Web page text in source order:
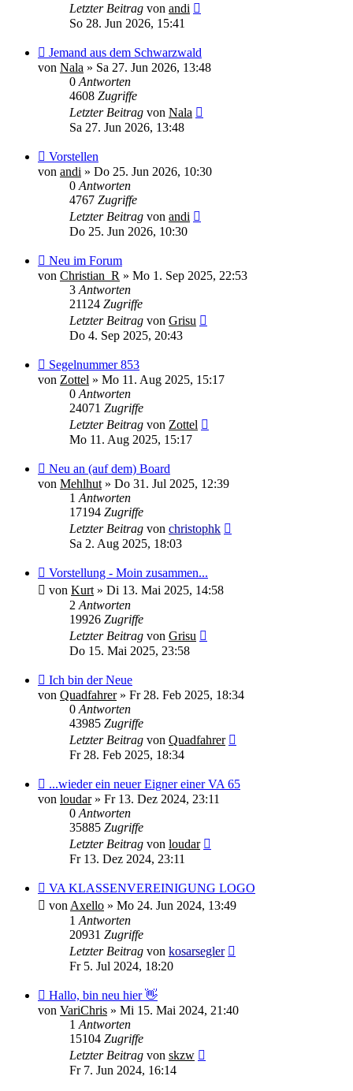
Letzter Beitrag von andi
So 28. Jun 2026, 15:41
Jemand aus dem Schwarzwald
von Nala » Sa 27. Jun 2026, 13:48
0 Antworten
4608 Zugriffe
Letzter Beitrag von Nala
Sa 27. Jun 2026, 13:48
Vorstellen
von andi » Do 25. Jun 2026, 10:30
0 Antworten
4767 Zugriffe
Letzter Beitrag von andi
Do 25. Jun 2026, 10:30
Neu im Forum
von Christian_R » Mo 1. Sep 2025, 22:53
3 Antworten
21124 Zugriffe
Letzter Beitrag von Grisu
Do 4. Sep 2025, 20:43
Segelnummer 853
von Zottel » Mo 11. Aug 2025, 15:17
0 Antworten
24071 Zugriffe
Letzter Beitrag von Zottel
Mo 11. Aug 2025, 15:17
Neu an (auf dem) Board
von Mehlhut » Do 31. Jul 2025, 12:39
1 Antworten
17194 Zugriffe
Letzter Beitrag von christophk
Sa 2. Aug 2025, 18:03
Vorstellung - Moin zusammen...
von Kurt » Di 13. Mai 2025, 14:58
2 Antworten
19926 Zugriffe
Letzter Beitrag von Grisu
Do 15. Mai 2025, 23:58
Ich bin der Neue
von Quadfahrer» Fr 28. Feb 2025, 18:34
0 Antworten
43985 Zugriffe
Letzter Beitrag von Quadfahrer
Fr 28. Feb 2025, 18:34
...wieder ein neuer Eigner einer VA 65
von loudar» Fr 13. Dez 2024, 23:11
0 Antworten
35885 Zugriffe
Letzter Beitrag von loudar
Fr 13. Dez 2024, 23:11
VA KLASSENVEREINIGUNG LOGO
von Axello » Mo 24. Jun 2024, 13:49
1 Antworten
20931 Zugriffe
Letzter Beitrag von kosarsegler
Fr 5. Jul 2024, 18:20
Hallo, bin neu hier 👋
von VariChris » Mi 15. Mai 2024, 21:40
1 Antworten
15104 Zugriffe
Letzter Beitrag von skzw
Fr 7. Jun 2024, 16:14